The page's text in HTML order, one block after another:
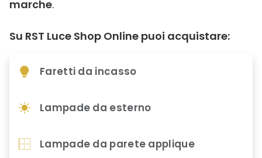
marche.
Su RST Luce Shop Online puoi acquistare:
Faretti da incasso
Lampade da esterno
Lampade da parete applique